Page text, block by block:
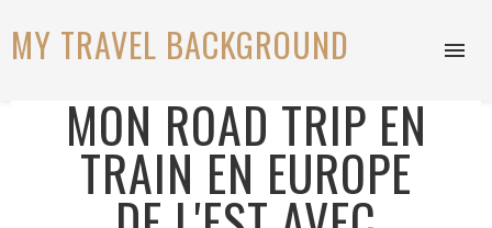
MY TRAVEL BACKGROUND
MON ROAD TRIP EN
TRAIN EN EUROPE